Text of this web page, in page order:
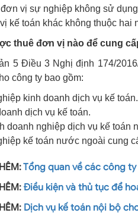
vị sự nghiệp không sử
kế toán khác không thuộc hai
thuê đơn vị nào để cung
5 Điều 3 Nghị định 174/
công ty bao gồm:
kinh doanh dịch vụ kế toán.
dịch vụ kế toán.
doanh nghiệp dịch vụ kế toán
kế toán nước ngoài cung
Tổng quan về các công
Điều kiện và thủ tục để
Dịch vụ kế toán nội bộ